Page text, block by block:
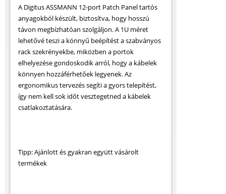
A Digitus ASSMANN 12-port Patch Panel tartós
anyagokból készült, biztosítva, hogy hosszú
távon megbízhatóan szolgáljon. A 1U méret
lehetővé teszi a könnyű beépítést a szabványos
rack szekrényekbe, miközben a portok
elhelyezése gondoskodik arról, hogy a kábelek
könnyen hozzáférhetőek legyenek. Az
ergonomikus tervezés segíti a gyors telepítést,
így nem kell sok időt vesztegetned a kábelek
csatlakoztatására.
Tipp: Ajánlott és gyakran együtt vásárolt
termékek